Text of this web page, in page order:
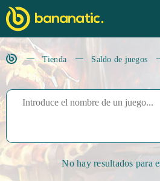
Tienda Saldo de juegos
No hay resultados para